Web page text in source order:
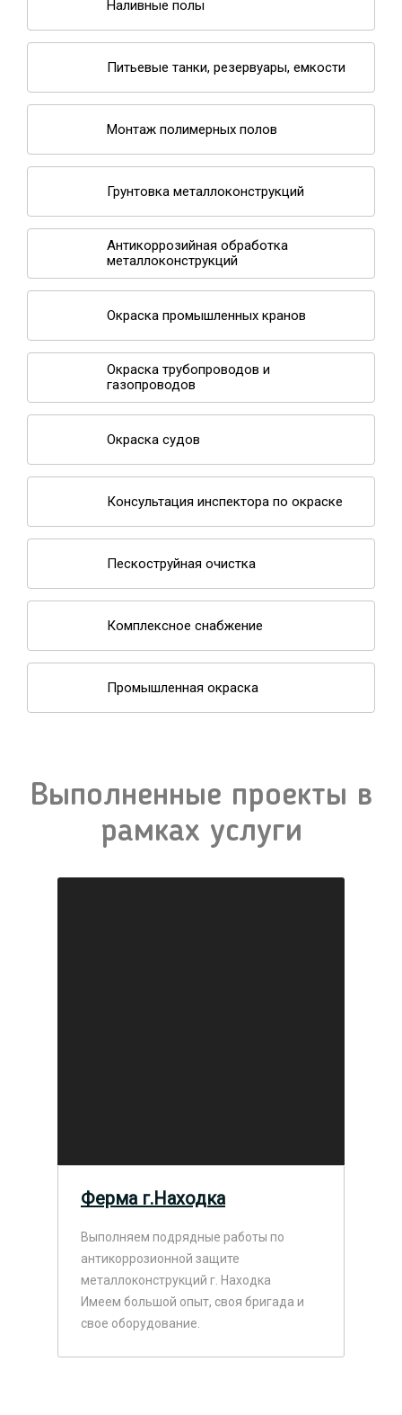
Наливные полы
Питьевые танки, резервуары, емкости
Монтаж полимерных полов
Грунтовка металлоконструкций
Антикоррозийная обработка
металлоконструкций
Окраска промышленных кранов
Окраска трубопроводов и
газопроводов
Окраска судов
Консультация инспектора по окраске
Пескоструйная очистка
Комплексное снабжение
Промышленная окраска
Выполненные проекты в
рамках услуги
Ферма г.Находка
Выполняем подрядные работы по
антикоррозионной защите
металлоконструкций г. Находка
Имеем большой опыт, своя бригада и
свое оборудование.